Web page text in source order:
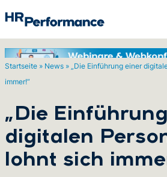
Startseite » News » „Die Einführung einer
immer!“
„Die
digitalen
lohnt sich